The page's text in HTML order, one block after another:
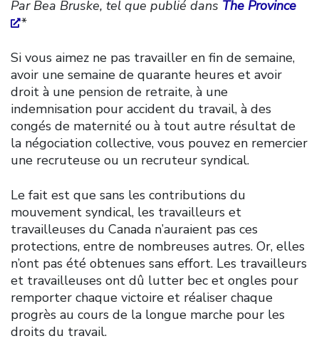
Par Bea Bruske, tel que publié dans The Province
*
Si vous aimez ne pas travailler en fin de semaine,
avoir une semaine de quarante heures et avoir
droit à une pension de retraite, à une
indemnisation pour accident du travail, à des
congés de maternité ou à tout autre résultat de
la négociation collective, vous pouvez en remercier
une recruteuse ou un recruteur syndical.
Le fait est que sans les contributions du
mouvement syndical, les travailleurs et
travailleuses du Canada n’auraient pas ces
protections, entre de nombreuses autres. Or, elles
n’ont pas été obtenues sans effort. Les travailleurs
et travailleuses ont dû lutter bec et ongles pour
remporter chaque victoire et réaliser chaque
progrès au cours de la longue marche pour les
droits du travail.